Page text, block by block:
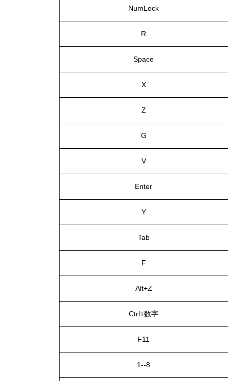
NumLock
R
Space
X
Z
G
V
Enter
Y
Tab
F
Alt+Z
Ctrl+数字
F11
1--8